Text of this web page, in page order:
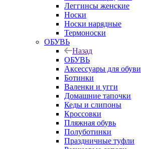
Леггинсы женские
Носки
Носки нарядные
Термоноски
ОБУВЬ
Назад
ОБУВЬ
Аксессуары для обуви
Ботинки
Валенки и угги
Домашние тапочки
Кеды и слипоны
Кроссовки
Пляжная обувь
Полуботинки
Праздничные туфли